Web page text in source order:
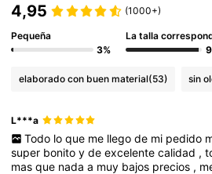
4,95 (1000+)
Pequeña
3%
La talla
elaborado con buen material(53) sin
L***a
Todo lo que me llego de mi pedido
super bonitoydeexcelentecalidad ,
masque nadaa muy bajos precios ,